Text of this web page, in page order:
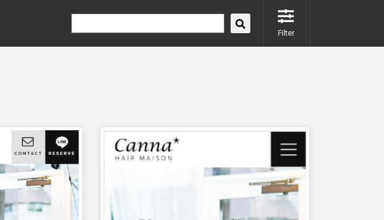
Filter